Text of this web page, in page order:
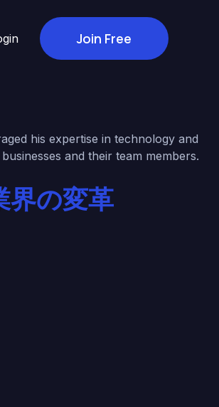
Join Free
his expertise in technology and
and their team members.
界の変革